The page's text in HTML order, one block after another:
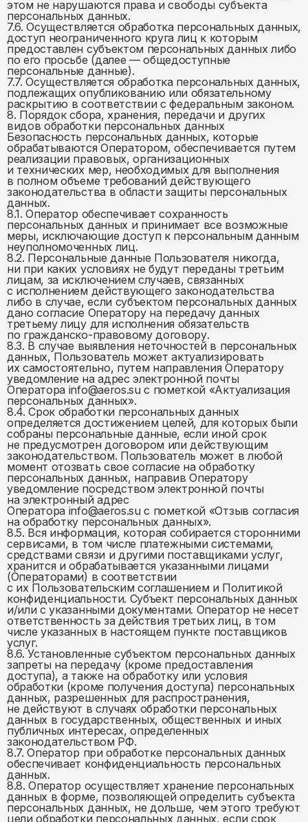
этом не нарушаются права и свободы субъекта
персональных данных.
7.6. Осуществляется обработка персональных данных,
доступ неограниченного круга лиц к которым
предоставлен субъектом персональных данных либо
по его просьбе (далее — общедоступные
персональные данные).
7.7. Осуществляется обработка персональных данных,
подлежащих опубликованию или обязательному
раскрытию в соответствии с федеральным законом.
8. Порядок сбора, хранения, передачи и других
видов обработки персональных данных
Безопасность персональных данных, которые
обрабатываются Оператором, обеспечивается путем
реализации правовых, организационных
и технических мер, необходимых для выполнения
в полном объеме требований действующего
законодательства в области защиты персональных
данных.
8.1. Оператор обеспечивает сохранность
персональных данных и принимает все возможные
меры, исключающие доступ к персональным данным
неуполномоченных лиц.
8.2. Персональные данные Пользователя никогда,
ни при каких условиях не будут переданы третьим
лицам, за исключением случаев, связанных
с исполнением действующего законодательства
либо в случае, если субъектом персональных данных
дано согласие Оператору на передачу данных
третьему лицу для исполнения обязательств
по гражданско-правовому договору.
8.3. В случае выявления неточностей в персональных
данных, Пользователь может актуализировать
их самостоятельно, путем направления Оператору
уведомление на адрес электронной почты
Оператора info@aeros.su с пометкой «Актуализация
персональных данных».
8.4. Срок обработки персональных данных
определяется достижением целей, для которых были
собраны персональные данные, если иной срок
не предусмотрен договором или действующим
законодательством. Пользователь может в любой
момент отозвать свое согласие на обработку
персональных данных, направив Оператору
уведомление посредством электронной почты
на электронный адрес
Оператора info@aeros.su с пометкой «Отзыв согласия
на обработку персональных данных».
8.5. Вся информация, которая собирается сторонними
сервисами, в том числе платежными системами,
средствами связи и другими поставщиками услуг,
хранится и обрабатывается указанными лицами
(Операторами) в соответствии
с их Пользовательским соглашением и Политикой
конфиденциальности. Субъект персональных данных
и/или с указанными документами. Оператор не несет
ответственность за действия третьих лиц, в том
числе указанных в настоящем пункте поставщиков
услуг.
8.6. Установленные субъектом персональных данных
запреты на передачу (кроме предоставления
доступа), а также на обработку или условия
обработки (кроме получения доступа) персональных
данных, разрешенных для распространения,
не действуют в случаях обработки персональных
данных в государственных, общественных и иных
публичных интересах, определенных
законодательством РФ.
8.7. Оператор при обработке персональных данных
обеспечивает конфиденциальность персональных
данных.
8.8. Оператор осуществляет хранение персональных
данных в форме, позволяющей определить субъекта
персональных данных, не дольше, чем этого требуют
цели обработки персональных данных, если срок